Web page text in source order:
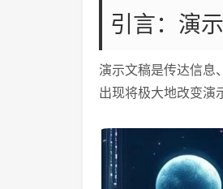
引言：演
演示文稿是传达信息
出现将极大地改变演